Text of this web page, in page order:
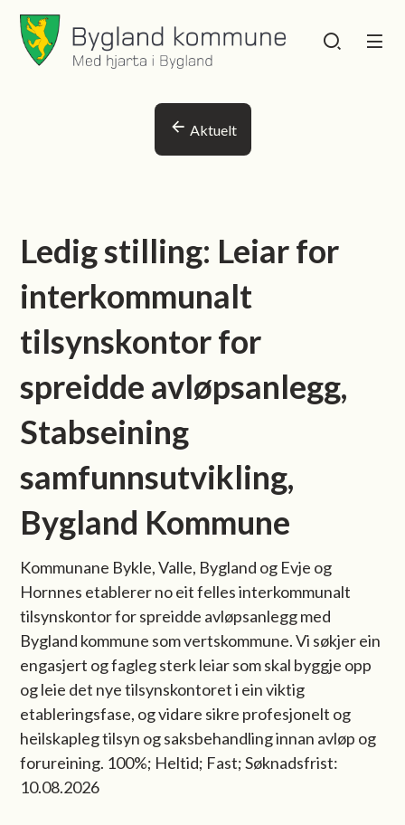
Bygland kommune
Aktuelt
Ledig stilling: Leiar for
interkommunalt
tilsynskontor for
spreidde avløpsanlegg,
Stabseining
samfunnsutvikling,
Bygland Kommune
Kommunane Bykle, Valle, Bygland og Evje og
Hornnes etablerer no eit felles interkommunalt
tilsynskontor for spreidde avløpsanlegg med
Bygland kommune som vertskommune. Vi søkjer ein
engasjert og fagleg sterk leiar som skal byggje opp
og leie det nye tilsynskontoret i ein viktig
etableringsfase, og vidare sikre profesjonelt og
heilskapleg tilsyn og saksbehandling innan avløp og
forureining. 100%; Heltid; Fast; Søknadsfrist:
10.08.2026